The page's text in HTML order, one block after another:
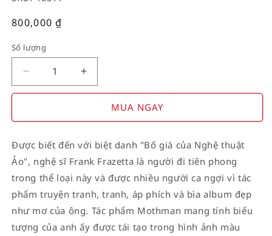
Giá
800,000₫
Số lượng
Decrease
quantity
American
on
Flag
Increase
quantity
American
on
Flag
MUA NGAY
Được biết đến với biệt danh "Bố già của Nghệ thuật
Ảo", nghệ sĩ Frank Frazetta là người đi tiên phong
trong thể loại này và được nhiều người ca ngợi vì tác
phẩm truyện tranh, tranh, áp phích và bìa album đẹp
như mơ của ông. Tác phẩm Mothman mang tính biểu
tượng của anh ấy được tái tạo trong hình ảnh màu